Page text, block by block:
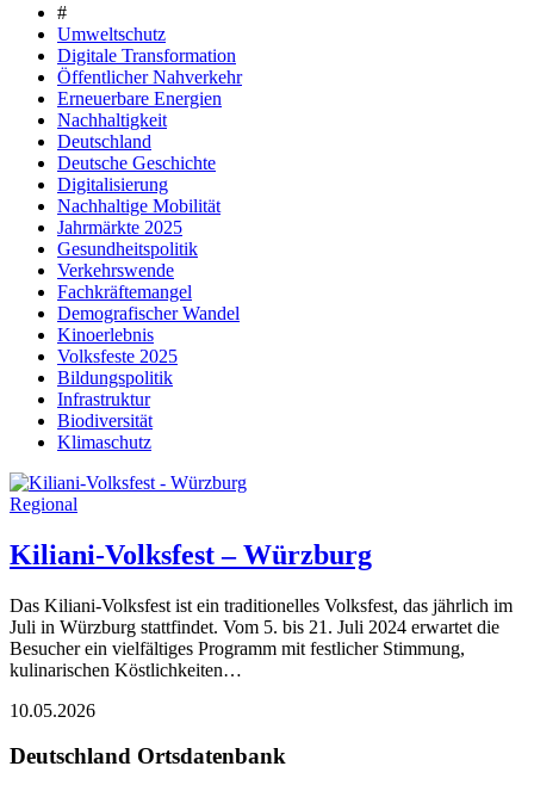
#
Umweltschutz
Digitale Transformation
Öffentlicher Nahverkehr
Erneuerbare Energien
Nachhaltigkeit
Deutschland
Deutsche Geschichte
Digitalisierung
Nachhaltige Mobilität
Jahrmärkte 2025
Gesundheitspolitik
Verkehrswende
Fachkräftemangel
Demografischer Wandel
Kinoerlebnis
Volksfeste 2025
Bildungspolitik
Infrastruktur
Biodiversität
Klimaschutz
Regional
Kiliani-Volksfest – Würzburg
Das Kiliani-Volksfest ist ein traditionelles Volksfest, das jährlich im
Juli in Würzburg stattfindet. Vom 5. bis 21. Juli 2024 erwartet die
Besucher ein vielfältiges Programm mit festlicher Stimmung,
kulinarischen Köstlichkeiten…
10.05.2026
Deutschland Ortsdatenbank